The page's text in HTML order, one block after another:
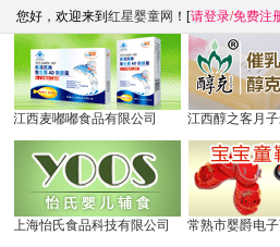
您好，欢迎来到 红星婴童网 ！[请登录/免费注
江西麦嘟嘟食品有限公司 江西醇之客月
上海怡氏食品科技有限公司 常熟市婴爵电